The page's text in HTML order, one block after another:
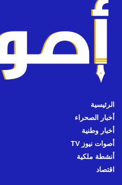
الرئيسية
أخبار الصحراء
أخبار وطنية
أصوات نيوز TV
أنشطة ملكية
اقتصاد